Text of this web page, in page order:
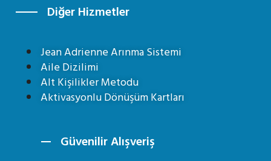
Diğer Hizmetler
Jean Adrienne Arınma Sistemi
Aile Dizilimi
Alt Kişilikler Metodu
Aktivasyonlu Dönüşüm Kartları
Güvenilir Alışveriş